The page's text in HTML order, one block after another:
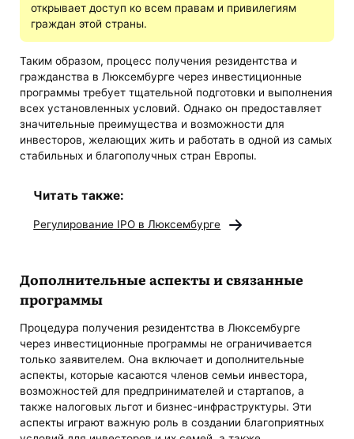
открывает доступ ко всем правам и привилегиям
граждан этой страны.
Таким образом, процесс получения резидентства и
гражданства в Люксембурге через инвестиционные
программы требует тщательной подготовки и выполнения
всех установленных условий. Однако он предоставляет
значительные преимущества и возможности для
инвесторов, желающих жить и работать в одной из самых
стабильных и благополучных стран Европы.
Читать также:
Регулирование IPO в Люксембурге
Дополнительные аспекты и связанные
программы
Процедура получения резидентства в Люксембурге
через инвестиционные программы не ограничивается
только заявителем. Она включает и дополнительные
аспекты, которые касаются членов семьи инвестора,
возможностей для предпринимателей и стартапов, а
также налоговых льгот и бизнес-инфраструктуры. Эти
аспекты играют важную роль в создании благоприятных